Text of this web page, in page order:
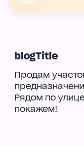
blogTitle
Продам
Рядом по
покажем!